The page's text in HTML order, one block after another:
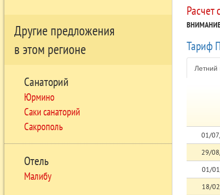
Другие предложения
в этом регионе
Санаторий
Юрмино
Саки санаторий
Сакрополь
Отель
Малибу
Тариф
Летний
01/
29/
01/
18/